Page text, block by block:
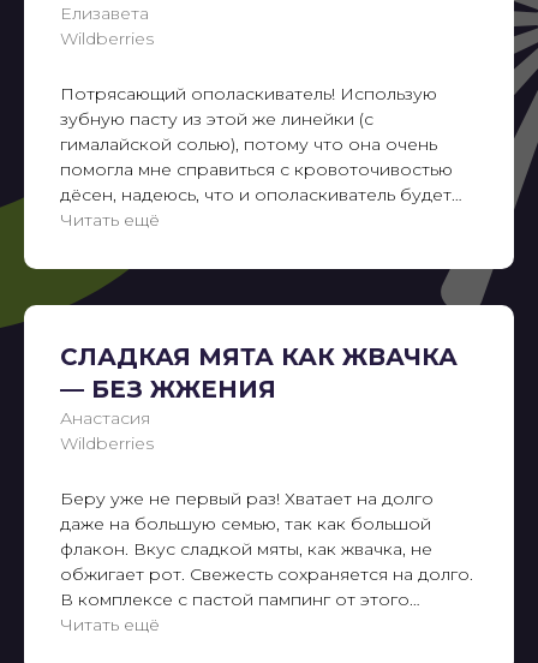
Елизавета
Wildberries
Потрясающий ополаскиватель! Использую
зубную пасту из этой же линейки (с
гималайской солью), потому что она очень
помогла мне справиться с кровоточивостью
дёсен, надеюсь, что и ополаскиватель будет
поддерживать укрепление. Очень нравится,
переживать, что в любую минуту он может
закончиться. Сам по себе ополаскиватель со
процентов - неприятного запаха нет, а
дыхание свежее. Спасибо!
Читать ещё
СЛАДКАЯ МЯТА КАК ЖВАЧКА
— БЕЗ ЖЖЕНИЯ
Анастасия
Wildberries
Беру уже не первый раз! Хватает на долго
даже на большую семью, так как большой
флакон. Вкус сладкой мяты, как жвачка, не
обжигает рот. Свежесть сохраняется на долго.
В комплексе с пастой пампинг от этого
производителя вообще отдично работает!
Читать ещё
Политика обработки cookies
Пользовательское соглашение
ООО «НТС «Градиент»,
+7 (495) 933-60-00
perioe@gradient.ru